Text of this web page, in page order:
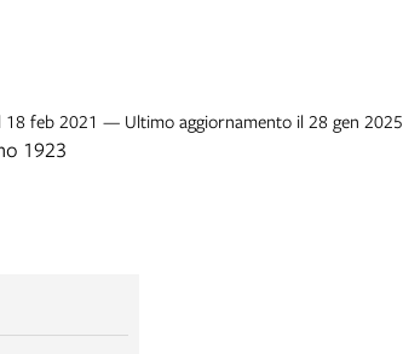
feb 2021 — Ultimo aggiornamento il 28 gen 2025
1923